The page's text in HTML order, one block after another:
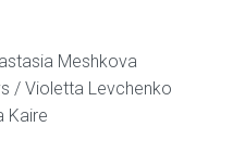
Meshkova
/ Violetta Levchenko
Kaire